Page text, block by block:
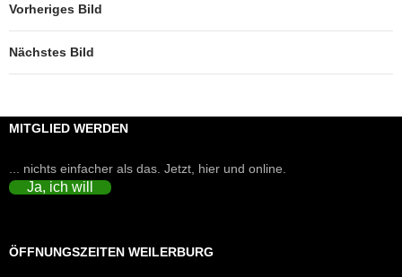
Vorheriges Bild
Nächstes Bild
MITGLIED WERDEN
... nichts einfacher als das. Jetzt, hier und online.
Ja, ich will
ÖFFNUNGSZEITEN WEILERBURG